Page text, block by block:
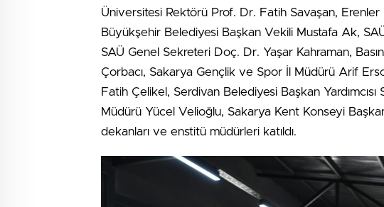
Üniversitesi Rektörü Prof. Dr. Fatih Savaşan, Erenler
Büyükşehir Belediyesi Başkan Vekili Mustafa Ak,
SAÜ Genel Sekreteri Doç. Dr. Yaşar Kahraman,
Çorbacı, Sakarya Gençlik ve Spor İl Müdürü Arif
Fatih Çelikel, Serdivan Belediyesi Başkan
Müdürü Yücel Velioğlu, Sakarya Kent Konseyi
dekanları ve enstitü müdürleri katıldı.